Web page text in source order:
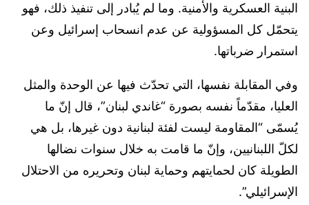
البنية العسكرية والأمنية. وما لم يُبادر إلى تنفيذ ذلك، فهو
يتحمّل كل المسؤولية عن عدم انسحاب إسرائيل وعن
استمرار ضرباتها.
وفي المقابلة نفسها، التي تحدّث فيها عن الوحدة والمثل
العليا، مقدّماً نفسه بصورة “غاندي لبنان”، قال إنّ ما
يُسمّى “المقاومة ليست لفئة لبنانية دون غيرها، بل هي
لكلّ اللبنانيين، وإنّ ما قامت به خلال سنوات نضالها
الطويلة كان لحمايتهم وحماية لبنان وتحريره من الاحتلال
الإسرائيلي”.